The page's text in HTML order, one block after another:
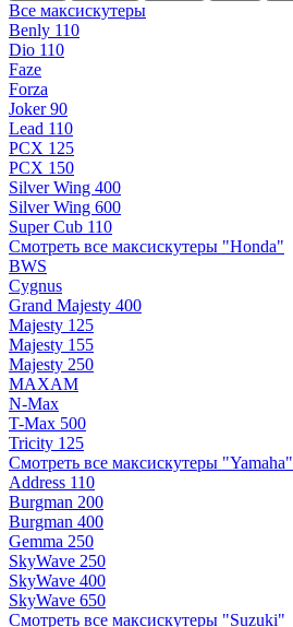
Все максискутеры
Benly 110
Dio 110
Faze
Forza
Joker 90
Lead 110
PCX 125
PCX 150
Silver Wing 400
Silver Wing 600
Super Cub 110
Смотреть все максискутеры "Honda"
BWS
Cygnus
Grand Majesty 400
Majesty 125
Majesty 155
Majesty 250
MAXAM
N-Max
T-Max 500
Tricity 125
Смотреть все максискутеры "Yamaha"
Address 110
Burgman 200
Burgman 400
Gemma 250
SkyWave 250
SkyWave 400
SkyWave 650
Смотреть все максискутеры "Suzuki"